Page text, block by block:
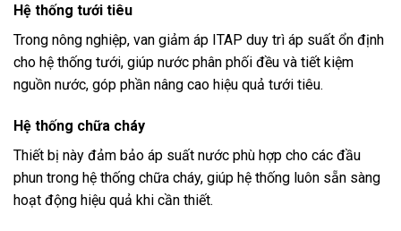
Hệ thống tưới tiêu
Trong nông nghiệp, van giảm áp ITAP duy trì áp suất ổn định
cho hệ thống tưới, giúp nước phân phối đều và tiết kiệm
nguồn nước, góp phần nâng cao hiệu quả tưới tiêu.
Hệ thống chữa cháy
Thiết bị này đảm bảo áp suất nước phù hợp cho các đầu
phun trong hệ thống chữa cháy, giúp hệ thống luôn sẵn sàng
hoạt động hiệu quả khi cần thiết.